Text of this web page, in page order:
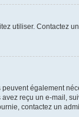
utiliser. Contactez
également
reçu un e-mail,
contactez un